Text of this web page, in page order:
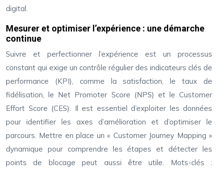
digital.
Mesurer et optimiser l’expérience : une démarche
continue
Suivre et perfectionner l’expérience est un processus
constant qui exige un contrôle régulier des indicateurs clés de
performance (KPI), comme la satisfaction, le taux de
fidélisation, le Net Promoter Score (NPS) et le Customer
Effort Score (CES). Il est essentiel d’exploiter les données
pour identifier les axes d’amélioration et d’optimiser le
parcours. Mettre en place un « Customer Journey Mapping »
dynamique pour comprendre les étapes et détecter les
points de blocage peut aussi être utile. Mots-clés :